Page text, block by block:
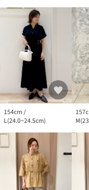
154cm /
L(24.0~24.5cm)